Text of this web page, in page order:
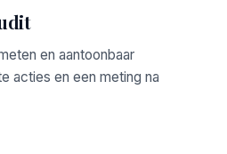
en aantoonbaar
acties en een meting na